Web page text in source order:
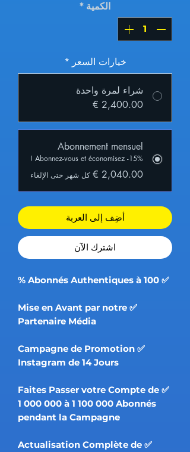
الكمية *
خيارات السعر *
شراء لمرة واحدة
Abonnement mensuel
Abonnez-vous et économisez -15% !
كل شهر حتى الإلغاء
أضِف إلى العربة
اشترِك الآن
✅ Abonnés Authentiques à 100 %
✅ Mise en Avant par notre
Partenaire Média
✅ Campagne de Promotion
Instagram de 14 Jours
✅ Faites Passer votre Compte de
1 000 000 à 1 100 000 Abonnés
pendant la Campagne
✅ Actualisation Complète de